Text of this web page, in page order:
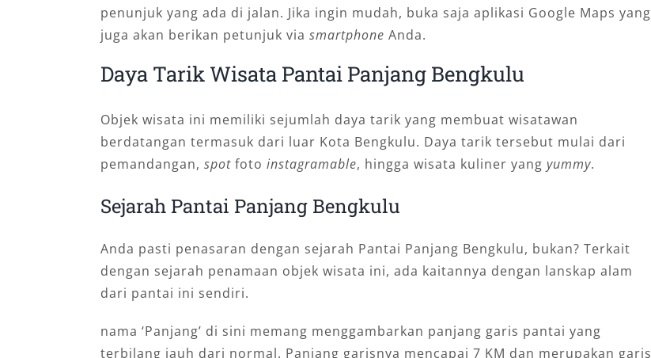
penunjuk yang ada di jalan. Jika ingin mudah, buka saja aplikasi Google Maps yang
juga akan berikan petunjuk via smartphone Anda.
Daya Tarik Wisata Pantai Panjang Bengkulu
Objek wisata ini memiliki sejumlah daya tarik yang membuat wisatawan
berdatangan termasuk dari luar Kota Bengkulu. Daya tarik tersebut mulai dari
pemandangan, spot foto instagramable, hingga wisata kuliner yang yummy.
Sejarah Pantai Panjang Bengkulu
Anda pasti penasaran dengan sejarah Pantai Panjang Bengkulu, bukan? Terkait
dengan sejarah penamaan objek wisata ini, ada kaitannya dengan lanskap alam
dari pantai ini sendiri.
nama ‘Panjang’ di sini memang menggambarkan panjang garis pantai yang
terbilang jauh dari normal. Panjang garisnya mencapai 7 KM dan merupakan garis